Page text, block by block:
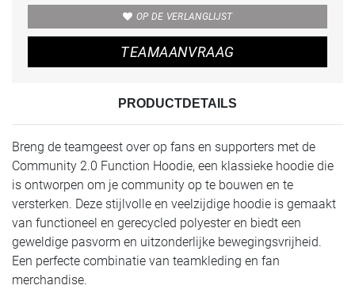
OP DE VERLANGLIJST
TEAMAANVRAAG
PRODUCTDETAILS
Breng de teamgeest over op fans en supporters met de
Community 2.0 Function Hoodie, een klassieke hoodie die
is ontworpen om je community op te bouwen en te
versterken. Deze stijlvolle en veelzijdige hoodie is gemaakt
van functioneel en gerecycled polyester en biedt een
geweldige pasvorm en uitzonderlijke bewegingsvrijheid.
Een perfecte combinatie van teamkleding en fan
merchandise.